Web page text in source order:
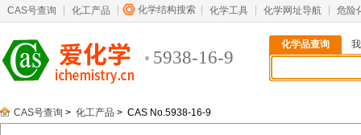
CAS号查询 化工产品 化学结构搜索 化学工具 化学网址导航 危险
5938-16-9
化学品查询
CAS号查询 > 化工产品 > CAS No.5938-16-9